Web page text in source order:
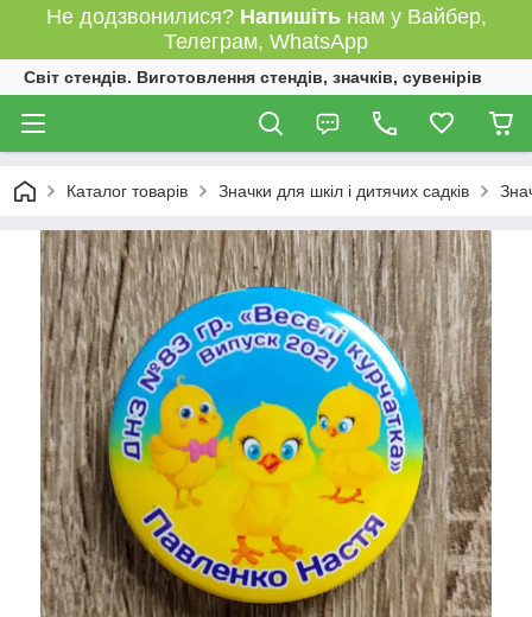
Не додзвонилися? Напишітьнам у Вайбер,
Телеграм, WhatsApp
Світ стендів. Виготовлення стендів, значків, сувенірів
Каталог товарів Значки для шкіл і дитячих садків